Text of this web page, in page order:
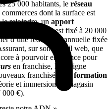
25 000 habitants, le réseau
commerces dont la surface est
le rejoindre, un apport
droit d’entrée est fixé à 20 000
d’une redevance annuelle fixée
sur son portail web, que
à pourvoir en France pour
en franchise, l’enseigne
franchisés une formation
et immersion en magasin
000 €).